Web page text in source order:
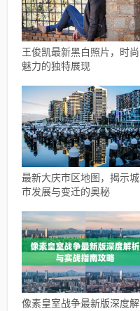
王俊凯最新黑白照片，时尚
魅力的独特展现
最新大庆市区地图，揭示城
市发展与变迁的奥秘
像素皇室战争最新版深度解